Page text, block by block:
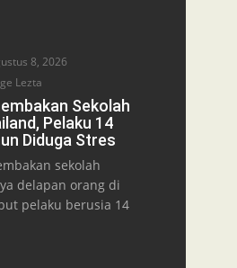
8, 2026
Lezta
Sekolah
Pelaku 14
Diduga Stres
sekolah
delapan orang di
pelaku berusia 14